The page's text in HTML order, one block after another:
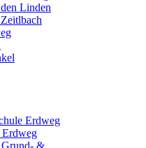
Linden
Erdweg
Erdweg
Grund- &